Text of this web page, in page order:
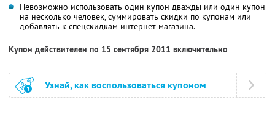
Невозможно использовать один купон дважды или один купон
на несколько человек, суммировать скидки по купонам или
добавлять к спецскидкам интернет-магазина.
Купон действителен по 15 сентября 2011 включительно
Узнай, как воспользоваться купоном